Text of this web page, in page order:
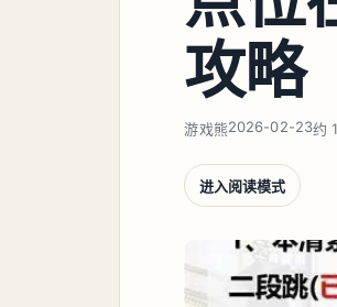
攻略
游戏熊2026-02-23约
进入阅读模式